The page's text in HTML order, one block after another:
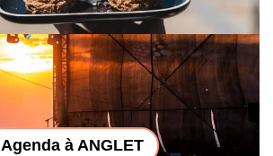
Agenda à ANGLET